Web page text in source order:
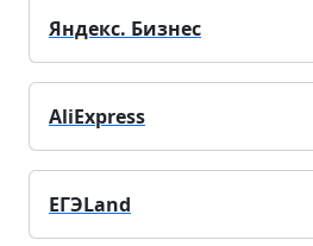
Яндекс. Бизнес
AliExpress
ЕГЭLand